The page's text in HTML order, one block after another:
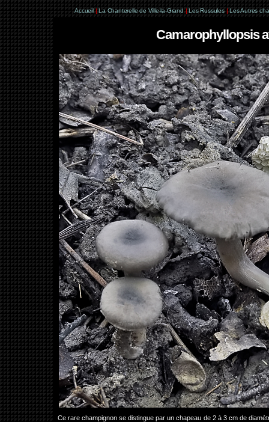
Accueil | La Chanterelle de Ville-la-Grand | Les Russules | Les Autres
Camarophyllopsis
Ce rare champignon se distingue par un chapeau de 2 à 3 cm de